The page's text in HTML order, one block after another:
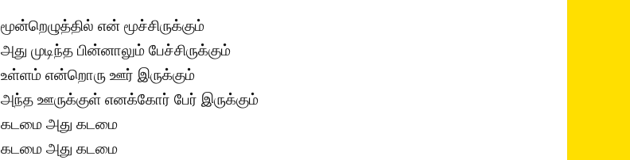
மூன்றெழுத்தில் என் மூச்சிருக்கும்
அது முடிந்த பின்னாலும் பேச்சிருக்கும்
உள்ளம் என்றொரு ஊர் இருக்கும்
அந்த ஊருக்குள் எனக்கோர் பேர் இருக்கும்
கடமை அது கடமை
கடமை அது கடமை